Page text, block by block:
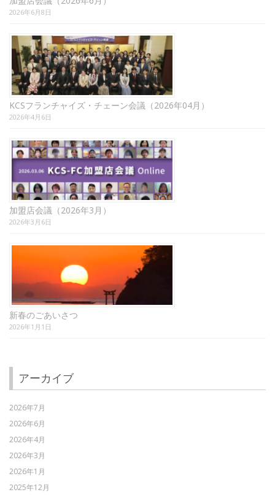
2026年6月8日
KCSフランチャイズ・チェーン会議（2026年04月）
2026年4月6日
加盟店会議（2026年3月）
2026年3月6日
新春のごあいさつ
2026年1月1日
アーカイブ
2026年7月
2026年6月
2026年4月
2026年3月
2026年1月
2025年12月